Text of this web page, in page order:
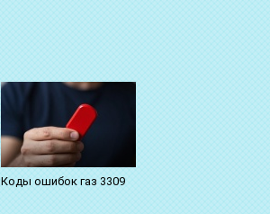
Коды ошибок газ 3309